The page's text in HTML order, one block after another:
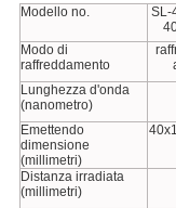
Modello no.
SL-
Modo di
raffreddamento
Lunghezza d'onda
(nanometro)
Emettendo
dimensione
(millimetri)
Distanza irradiata
(millimetri)